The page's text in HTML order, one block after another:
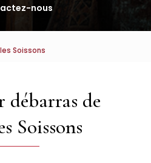
nous
Soissons
de
Soissons